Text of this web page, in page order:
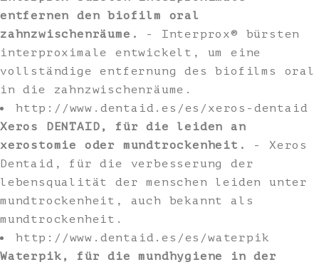
entfernen den biofilm oral
zahnzwischenräume.
- Interprox® bürsten
interproximale entwickelt, um eine
vollständige entfernung des biofilms oral
in die zahnzwischenräume.
http://www.dentaid.es/es/xeros-dentaid
Xeros DENTAID, für die leiden an
xerostomie oder mundtrockenheit.
- Xeros
Dentaid, für die verbesserung der
lebensqualität der menschen leiden unter
mundtrockenheit, auch bekannt als
mundtrockenheit.
http://www.dentaid.es/es/waterpik
Waterpik, für die mundhygiene in der